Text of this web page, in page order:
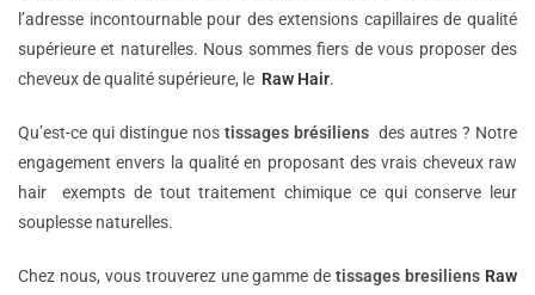
l’adresse incontournable pour des extensions capillaires de qualité
supérieure et naturelles. Nous sommes fiers de vous proposer des
cheveux de qualité supérieure, le Raw Hair.
Qu’est-ce qui distingue nos tissages brésiliens des autres ? Notre
engagement envers la qualité en proposant des vrais cheveux raw
hair exempts de tout traitement chimique ce qui conserve leur
souplesse naturelles.
Chez nous, vous trouverez une gamme detissages bresiliens Raw